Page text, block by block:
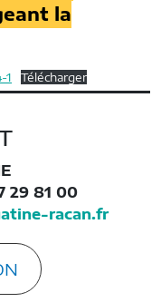
la
1 Télécharger
29 81 00
racan.fr